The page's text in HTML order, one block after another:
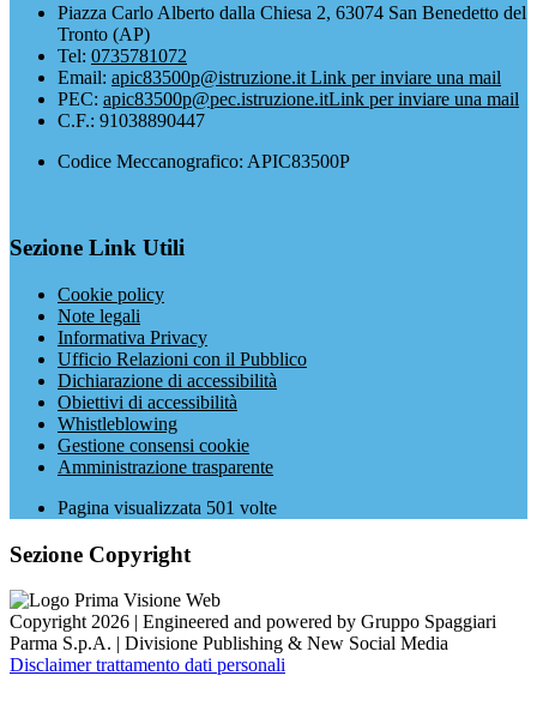
Piazza Carlo Alberto dalla Chiesa 2, 63074 San Benedetto del
Tronto (AP)
Tel: 0735781072
Email: apic83500p@istruzione.it Link per inviare una mail
PEC: apic83500p@pec.istruzione.itLink per inviare una mail
C.F.: 91038890447
Codice Meccanografico: APIC83500P
Sezione Link Utili
Cookie policy
Note legali
Informativa Privacy
Ufficio Relazioni con il Pubblico
Dichiarazione di accessibilità
Obiettivi di accessibilità
Whistleblowing
Gestione consensi cookie
Amministrazione trasparente
Pagina visualizzata 501 volte
Sezione Copyright
Copyright 2026 | Engineered and powered by Gruppo Spaggiari
Parma S.p.A. | Divisione Publishing & New Social Media
Disclaimer trattamento dati personali